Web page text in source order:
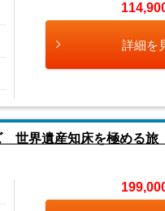
詳細を
世界遺産知床を極める